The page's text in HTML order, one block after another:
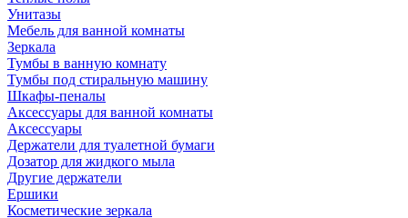
Унитазы
Мебель для ванной комнаты
Зеркала
Тумбы в ванную комнату
Тумбы под стиральную машину
Шкафы-пеналы
Аксессуары для ванной комнаты
Аксессуары
Держатели для туалетной бумаги
Дозатор для жидкого мыла
Другие держатели
Ершики
Косметические зеркала